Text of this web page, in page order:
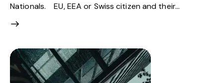
Nationals. EU, EEA or Swiss citizen and their…